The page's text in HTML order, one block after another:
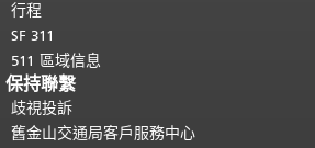
行程
SF 311
511 區域信息
保持聯繫
歧視投訴
舊金山交通局客戶服務中心